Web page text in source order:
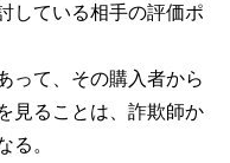
している相手の評価ポ
って、その購入者から
見ることは、詐欺師か
る。